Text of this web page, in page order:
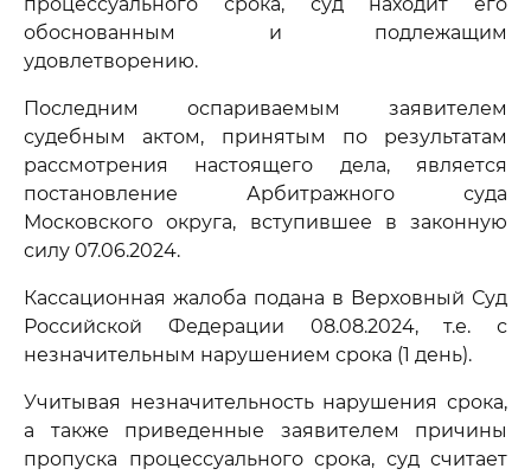
обоснованным и подлежащим
удовлетворению.
Последним оспариваемым заявителем
судебным актом, принятым по результатам
рассмотрения настоящего дела, является
постановление Арбитражного суда
Московского округа, вступившее в законную
силу 07.06.2024.
Кассационная жалоба подана в Верховный Суд
Российской Федерации 08.08.2024, т.е. с
незначительным нарушением срока (1 день).
Учитывая незначительность нарушения срока,
а также приведенные заявителем причины
пропуска процессуального срока, суд считает